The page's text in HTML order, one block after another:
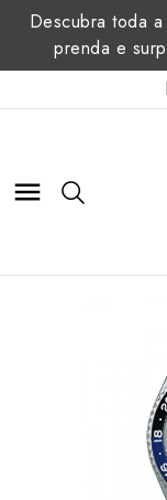
Descubra toda
prenda e
